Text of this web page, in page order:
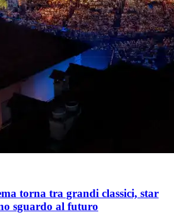
torna tra grandi classici, star
sguardo al futuro